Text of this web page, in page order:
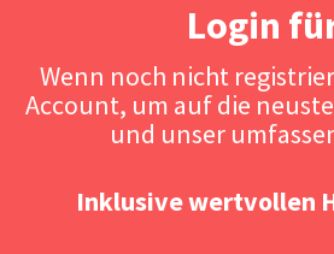
Login
Wenn noch nicht
Account, um auf die
und unser
Inklusive wertvollen